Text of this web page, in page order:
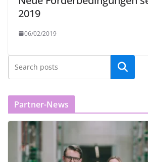
2019
06/02/2019
Partner-News